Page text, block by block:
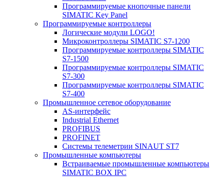
Программируемые кнопочные панели
SIMATIC Key Panel
Программируемые контроллеры
Логические модули LOGO!
Микроконтроллеры SIMATIC S7-1200
Программируемые контроллеры SIMATIC
S7-1500
Программируемые контроллеры SIMATIC
S7-300
Программируемые контроллеры SIMATIC
S7-400
Промышленное сетевое оборудование
AS-интерфейс
Industrial Ethernet
PROFIBUS
PROFINET
Системы телеметрии SINAUT ST7
Промышленные компьютеры
Встраиваемые промышленные компьютеры
SIMATIC BOX IPC